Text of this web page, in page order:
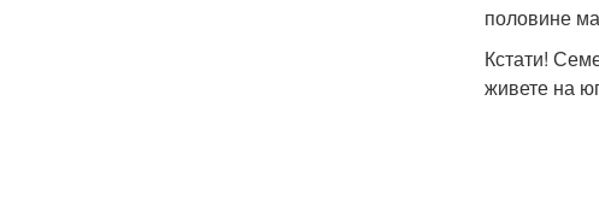
половине
Кстати!
живете на